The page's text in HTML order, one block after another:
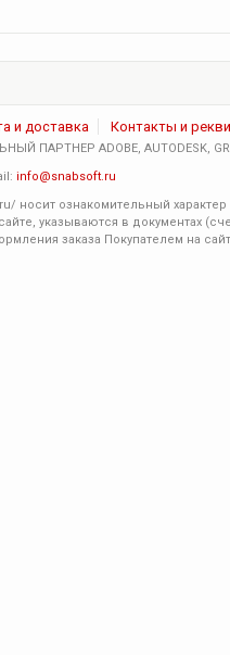
и доставка Контакты и
ADOBE, AUTODESK,
info@snabsoft.ru
носит ознакомительный
указываются в документах
заказа Покупателем на